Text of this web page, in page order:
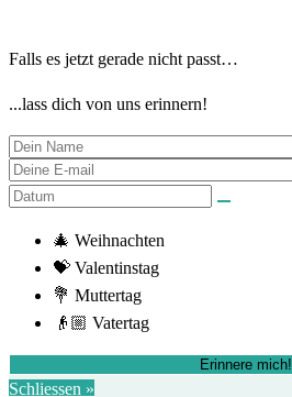
Falls es jetzt gerade nicht passt…
...lass dich von uns erinnern!
🎄 Weihnachten
💝 Valentinstag
💐 Muttertag
👴🏼 Vatertag
Erinnere mich!
Schliessen »